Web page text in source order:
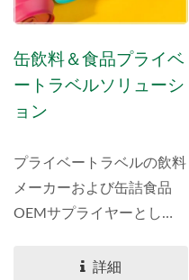
缶飲料＆食品プライベ
ートラベルソリューシ
ョン
プライベートラベルの飲料
メーカーおよび缶詰食品
OEMサプライヤーとし
パッケージ選択、認証、輸
詳細